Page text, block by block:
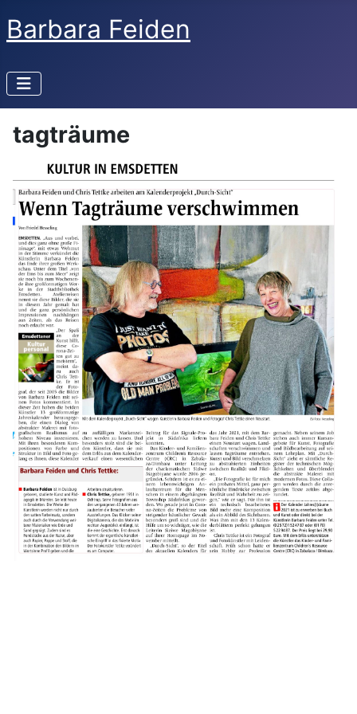
Barbara Feiden
tagträume